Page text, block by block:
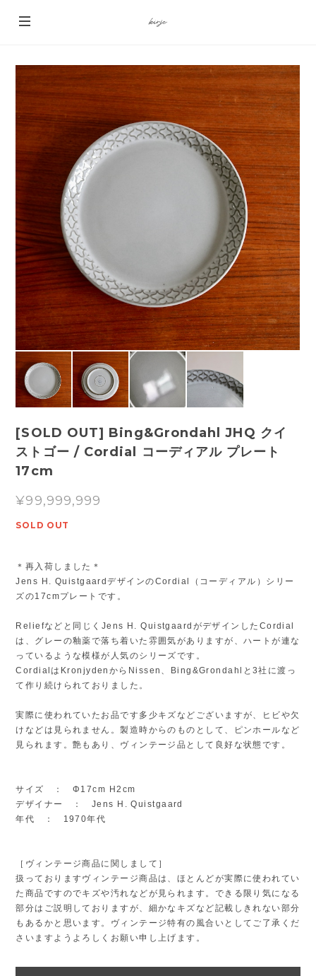
[SOLD OUT] Bing&Grondahl JHQ クイ
ストゴー / Cordial コーディアル プレート
17cm
¥99,999,999
SOLD OUT
＊再入荷しました＊
Jens H. QuistgaardデザインのCordial（コーディアル）シリー
ズの17cmプレートです。
Reliefなどと同じくJens H. QuistgaardがデザインしたCordial
は、グレーの釉薬で落ち着いた雰囲気がありますが、ハートが連な
っているような模様が人気のシリーズです。
CordialはKronjydenからNissen、Bing&Grondahlと3社に渡っ
て作り続けられておりました。
実際に使われていたお品です多少キズなどございますが、ヒビや欠
けなどは見られません。製造時からのものとして、ピンホールなど
見られます。艶もあり、ヴィンテージ品として良好な状態です。
サイズ ： Φ17cm H2cm
デザイナー ： Jens H. Quistgaard
年代 ： 1970年代
［ヴィンテージ商品に関しまして］
扱っておりますヴィンテージ商品は、ほとんどが実際に使われてい
た商品ですのでキズや汚れなどが見られます。できる限り気になる
部分はご説明しておりますが、細かなキズなど記載しきれない部分
もあるかと思います。ヴィンテージ特有の風合いとしてご了承くだ
さいますようよろしくお願い申し上げます。